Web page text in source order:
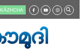
KĀZHCHA